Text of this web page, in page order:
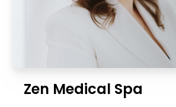
Zen Medical Spa